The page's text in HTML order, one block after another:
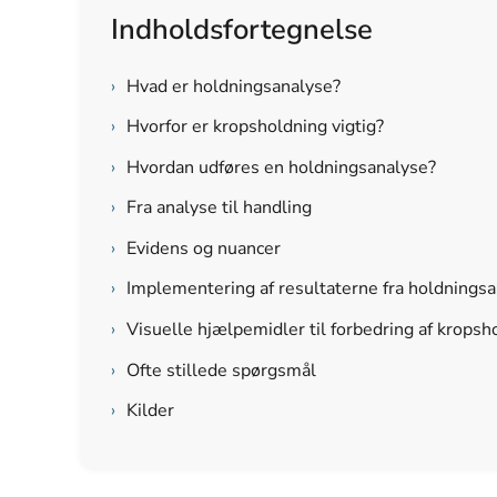
Indholdsfortegnelse
› Hvad er holdningsanalyse?
› Hvorfor er kropsholdning vigtig?
› Hvordan udføres en holdningsanalyse?
› Fra analyse til handling
› Evidens og nuancer
› Implementering af resultaterne fra
› Visuelle hjælpemidler til forbedring af
› Ofte stillede spørgsmål
› Kilder